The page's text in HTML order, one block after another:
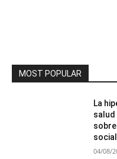
MOST POPULAR
La
salud
04/08/